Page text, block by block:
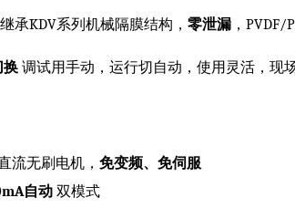
继承KDV系列机械隔膜结构，零泄漏 ，
换 调试用手动，运行切自动，使用灵活，现
流无刷电机，免变频、免伺服
自动 双模式